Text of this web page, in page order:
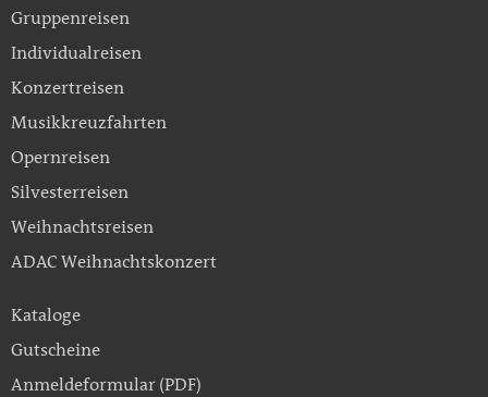
Gruppenreisen
Individualreisen
Konzertreisen
Musikkreuzfahrten
Opernreisen
Silvesterreisen
Weihnachtsreisen
ADAC Weihnachtskonzert
Kataloge
Gutscheine
Anmeldeformular (PDF)